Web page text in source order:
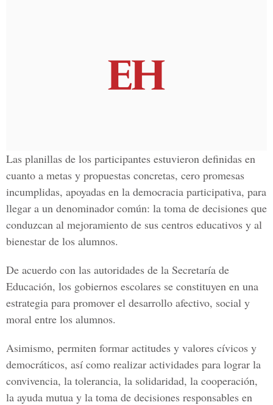
Las planillas de los participantes estuvieron definidas en
cuanto a metas y propuestas concretas, cero promesas
incumplidas, apoyadas en la democracia participativa, para
llegar a un denominador común: la toma de decisiones que
conduzcan al mejoramiento de sus centros educativos y al
bienestar de los alumnos.
De acuerdo con las autoridades de la Secretaría de
Educación, los gobiernos escolares se constituyen en una
estrategia para promover el desarrollo afectivo, social y
moral entre los alumnos.
Asimismo, permiten formar actitudes y valores cívicos y
democráticos, así como realizar actividades para lograr la
convivencia, la tolerancia, la solidaridad, la cooperación,
la ayuda mutua y la toma de decisiones responsables en